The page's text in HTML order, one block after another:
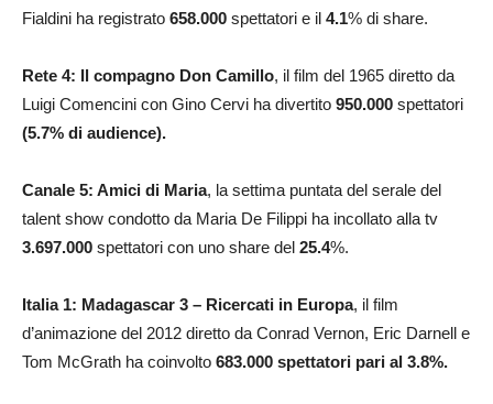
Fialdini ha registrato 658.000 spettatori e il 4.1% di share.
Rete 4: Il compagno Don Camillo, il film del 1965 diretto da
Luigi Comencini con Gino Cervi ha divertito 950.000 spettatori
(5.7% di audience).
Canale 5: Amici di Maria, la settima puntata del serale del
talent show condotto da Maria De Filippi ha incollato alla tv
3.697.000 spettatori con uno share del 25.4%.
Italia 1: Madagascar 3 – Ricercati in Europa, il film
d’animazione del 2012 diretto da Conrad Vernon, Eric Darnell e
Tom McGrath ha coinvolto 683.000 spettatori pari al 3.8%.